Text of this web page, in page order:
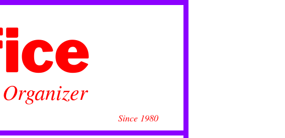
Since 1980